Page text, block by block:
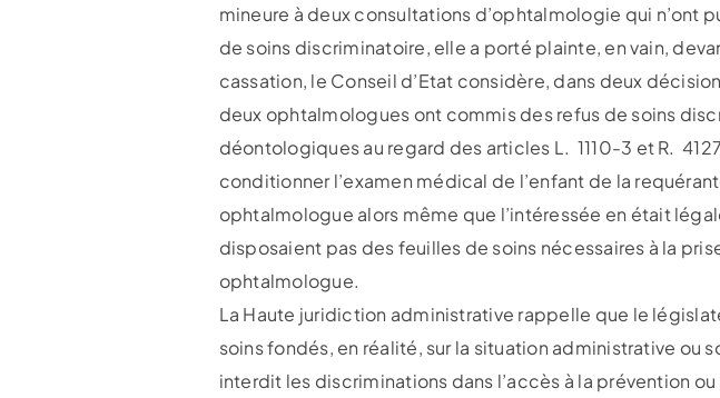
mineure à deux consultations d’ophtalmologie qui n’ont
de soins discriminatoire, elle a porté plainte, en vain,
cassation, le Conseil d’Etat considère, dans deux
deux ophtalmologues ont commis des refus de soins
déontologiques au regard des articles L. 1110-3 et R.
conditionner l’examen médical de l’enfant de la
ophtalmologue alors même que l’intéressée en était
disposaient pas des feuilles de soins nécessaires à la
ophtalmologue.
La Haute juridiction administrative rappelle que le
soins fondés, en réalité, sur la situation administrative
interdit les discriminations dans l’accès à la prévention